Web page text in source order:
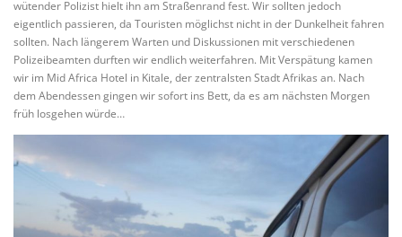
wütender Polizist hielt ihn am Straßenrand fest. Wir sollten jedoch
eigentlich passieren, da Touristen möglichst nicht in der Dunkelheit fahren
sollten. Nach längerem Warten und Diskussionen mit verschiedenen
Polizeibeamten durften wir endlich weiterfahren. Mit Verspätung kamen
wir im Mid Africa Hotel in Kitale, der zentralsten Stadt Afrikas an. Nach
dem Abendessen gingen wir sofort ins Bett, da es am nächsten Morgen
früh losgehen würde…